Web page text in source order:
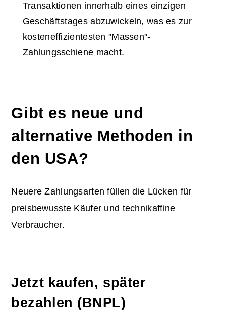
Transaktionen innerhalb eines einzigen
Geschäftstages abzuwickeln, was es zur
kosteneffizientesten "Massen"-
Zahlungsschiene macht.
Gibt es neue und
alternative Methoden in
den USA?
Neuere Zahlungsarten füllen die Lücken für
preisbewusste Käufer und technikaffine
Verbraucher.
Jetzt kaufen, später
bezahlen (BNPL)